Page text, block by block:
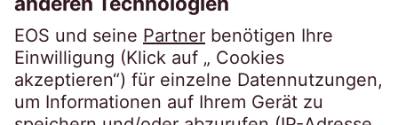
Linkedin EOS Schweiz